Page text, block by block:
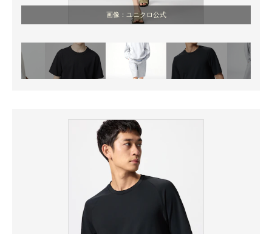
画像：ユニクロ公式